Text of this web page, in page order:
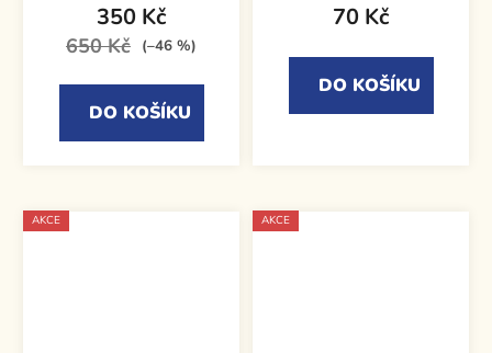
350 Kč
650 Kč (–46 %)
DO KOŠÍKU
70 Kč
DO KOŠÍKU
AKCE AKCE